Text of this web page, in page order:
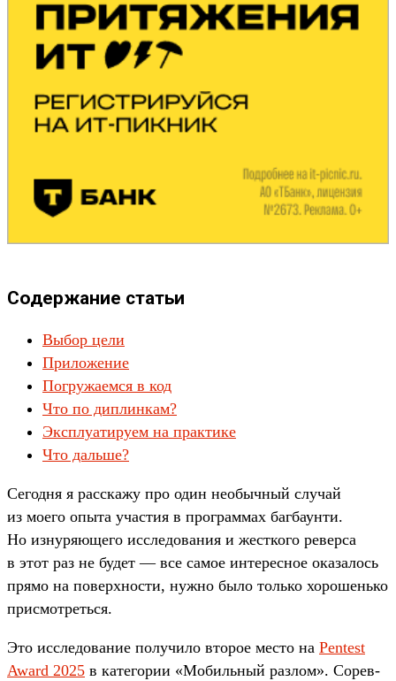
Содержание статьи
Выбор цели
Приложение
Погружаемся в код
Что по диплинкам?
Эксплуатируем на практике
Что дальше?
Се­год­ня я рас­ска­жу про один необыч­ный слу­чай
из моего опы­та учас­тия в прог­раммах баг­баун­ти.
Но изну­ряюще­го иссле­дова­ния и жес­тко­го ревер­са
в этот раз не будет — все самое инте­рес­ное ока­залось
пря­мо на повер­хнос­ти, нуж­но было толь­ко хорошень­ко
прис­мотреть­ся.
Это иссле­дова­ние получи­ло вто­рое мес­то на Pentest
Award 2025 в катего­рии «Мобиль­ный раз­лом». Сорев­